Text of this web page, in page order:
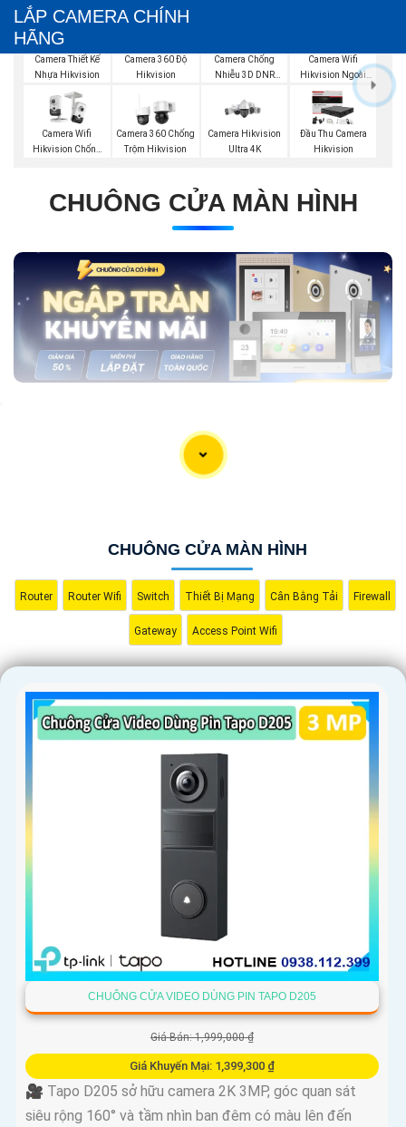
LẮP CAMERA CHÍNH
HÃNG
Camera Thiết Kế
Nhựa Hikvision
Camera 360 Độ
Hikvision
Camera Chống
Nhiễu 3D DNR
Camera Wifi
Hikvision Ngoài
Trời 360
Camera Wifi
Hikvision Chống
Camera 360 Chống
Trộm Hikvision
Camera Hikvision
Ultra 4K
Đầu Thu Camera
Hikvision
CHUÔNG CỬA MÀN HÌNH
CHUÔNG CỬA MÀN HÌNH
Router Router Wifi Switch Thiết Bị Mạng Cân Bằng Tải Firewall
Gateway Access Point Wifi
CHUÔNG CỬA VIDEO DÙNG PIN TAPO D205
Giá Bán: 1,999,000 ₫
Giá Khuyến Mại: 1,399,300 ₫
🎥 Tapo D205 sở hữu camera 2K 3MP, góc quan sát
siêu rộng 160° và tầm nhìn ban đêm có màu lên đến